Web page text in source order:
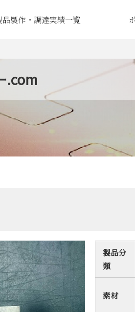
製作・調達実績一覧
.com
製品分
類
素材